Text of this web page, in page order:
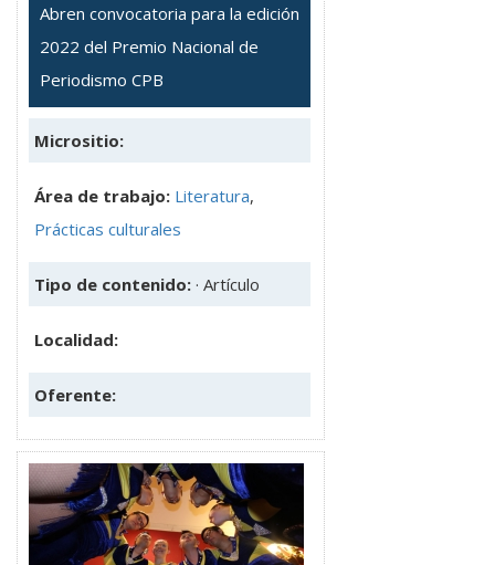
Abren convocatoria para la edición
2022 del Premio Nacional de
Periodismo CPB
Micrositio:
Área de trabajo: Literatura,
Prácticas culturales
Tipo de contenido: · Artículo
Localidad:
Oferente: